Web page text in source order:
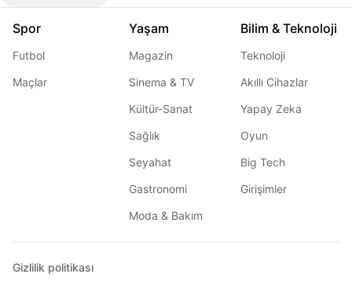
Spor
Futbol
Maçlar
Yaşam
Magazin
Sinema & TV
Kültür-Sanat
Sağlık
Seyahat
Gastronomi
Moda & Bakım
Bilim & Teknoloji
Teknoloji
Akıllı Cihazlar
Yapay Zeka
Oyun
Big Tech
Girişimler
Gizlilik politikası